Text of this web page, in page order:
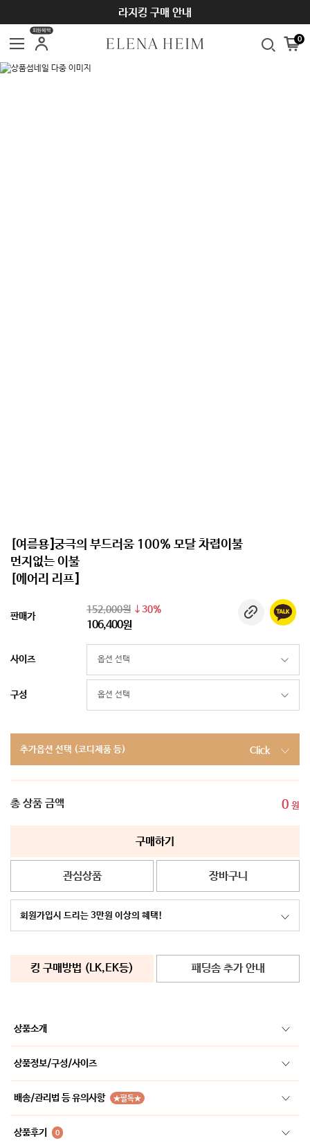
SUMMER SEASON OFF SALE ~70%
라지킹 구매 안내
회원혜택
0
[여름용]궁극의 부드러움 100% 모달 차렵이불
먼지없는 이불
[에어리 리프]
판매가
152,000원 30%
106,400원
사이즈
구성
추가옵션 선택 (코디제품 등) Click
총 상품 금액 0 원
구매하기
관심상품 장바구니
회원가입시 드리는 3만원 이상의 혜택!
킹 구매방법 (LK,EK등) 패딩솜 추가 안내
상품소개
상품정보/구성/사이즈
배송/관리법 등 유의사항 ★필독★
상품후기 0